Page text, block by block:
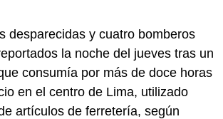
desparecidas y cuatro bomberos
la noche del jueves tras un
consumía por más de doce horas
en el centro de Lima, utilizado
artículos de ferretería, según